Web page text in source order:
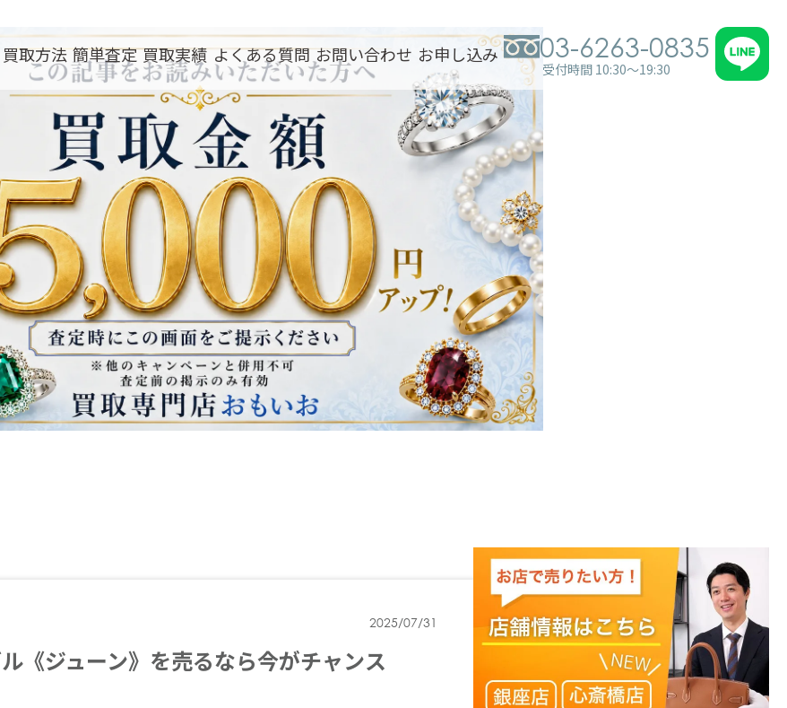
買取方法 簡単査定 買取実績 よくある質問 お問い合わせ お申し込み 03-6263-0835
受付時間 10:30～19:30
2025/07/31
《ジューン》を売るなら今がチャンス